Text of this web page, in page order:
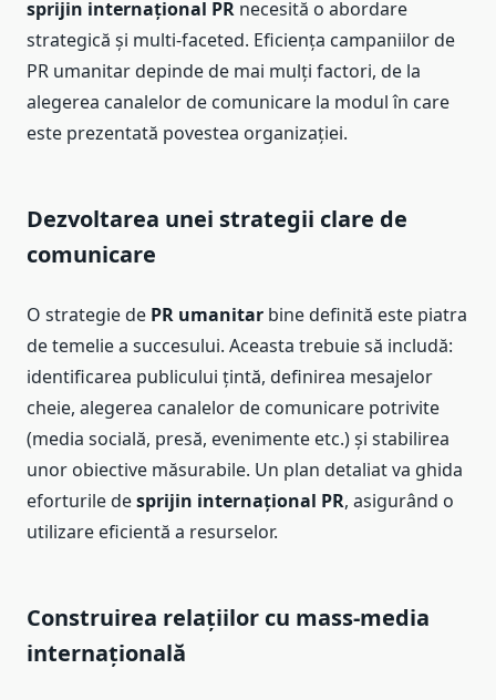
sprijin internațional PR necesită o abordare
strategică și multi-faceted. Eficiența campaniilor de
PR umanitar depinde de mai mulți factori, de la
alegerea canalelor de comunicare la modul în care
este prezentată povestea organizației.
Dezvoltarea unei strategii clare de
comunicare
O strategie de PR umanitar bine definită este piatra
de temelie a succesului. Aceasta trebuie să includă:
identificarea publicului țintă, definirea mesajelor
cheie, alegerea canalelor de comunicare potrivite
(media socială, presă, evenimente etc.) și stabilirea
unor obiective măsurabile. Un plan detaliat va ghida
eforturile desprijin internațional PR, asigurând o
utilizare eficientă a resurselor.
Construirea relațiilor cu mass-media
internațională